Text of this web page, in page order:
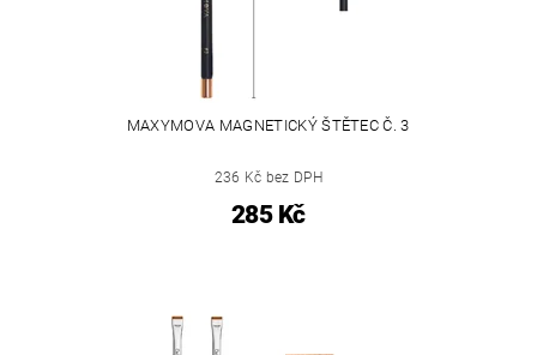
MAXYMOVA MAGNETICKÝ ŠTĚTEC Č. 3
236 Kč bez DPH
285 Kč